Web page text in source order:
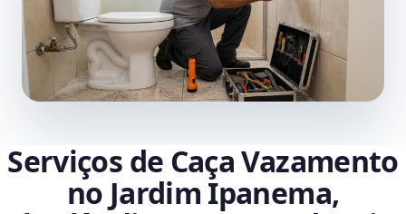
Serviços de Caça Vazamento
no Jardim Ipanema,